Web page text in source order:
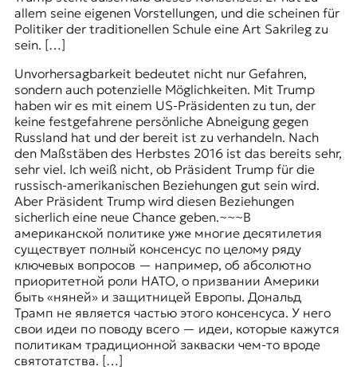
allem seine eigenen Vorstellungen, und die scheinen für
Politiker der traditionellen Schule eine Art Sakrileg zu
sein. […]
Unvorhersagbarkeit bedeutet nicht nur Gefahren,
sondern auch potenzielle Möglichkeiten. Mit Trump
haben wir es mit einem US-Präsidenten zu tun, der
keine festgefahrene persönliche Abneigung gegen
Russland hat und der bereit ist zu verhandeln. Nach
den Maßstäben des Herbstes 2016 ist das bereits sehr,
sehr viel. Ich weiß nicht, ob Präsident Trump für die
russisch-amerikanischen Beziehungen gut sein wird.
Aber Präsident Trump wird diesen Beziehungen
sicherlich eine neue Chance geben.~~~В
американской политике уже многие десятилетия
существует полный консенсус по целому ряду
ключевых вопросов — например, об абсолютно
приоритетной роли НАТО, о призвании Америки
быть «няней» и защитницей Европы. Дональд
Трамп не является частью этого консенсуса. У него
свои идеи по поводу всего — идеи, которые кажутся
политикам традиционной закваски чем-то вроде
святотатства. […]